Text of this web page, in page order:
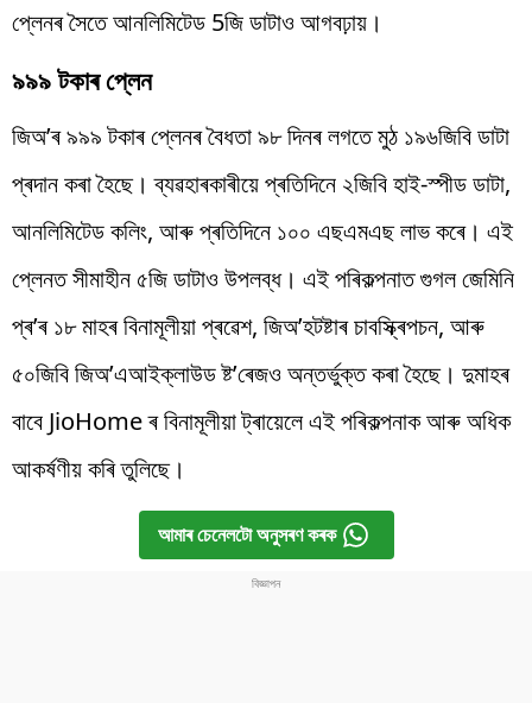
প্লেনৰ সৈতে আনলিমিটেড 5জি ডাটাও আগবঢ়ায়।
৯৯৯ টকাৰ প্লেন
জিঅ’ৰ ৯৯৯ টকাৰ প্লেনৰ বৈধতা ৯৮ দিনৰ লগতে মুঠ ১৯৬জিবি ডাটা
প্ৰদান কৰা হৈছে। ব্যৱহাৰকাৰীয়ে প্ৰতিদিনে ২জিবি হাই-স্পীড ডাটা,
আনলিমিটেড কলিং, আৰু প্ৰতিদিনে ১০০ এছএমএছ লাভ কৰে। এই
প্লেনত সীমাহীন ৫জি ডাটাও উপলব্ধ। এই পৰিকল্পনাত গুগল জেমিনি
প্ৰ’ৰ ১৮ মাহৰ বিনামূলীয়া প্ৰৱেশ, জিঅ’হটষ্টাৰ চাবস্ক্ৰিপচন, আৰু
৫০জিবি জিঅ’এআইক্লাউড ষ্ট’ৰেজও অন্তৰ্ভুক্ত কৰা হৈছে। দুমাহৰ
বাবে JioHome ৰ বিনামূলীয়া ট্ৰায়েলে এই পৰিকল্পনাক আৰু অধিক
আকৰ্ষণীয় কৰি তুলিছে।
আমাৰ চেনেলটো অনুসৰণ কৰক